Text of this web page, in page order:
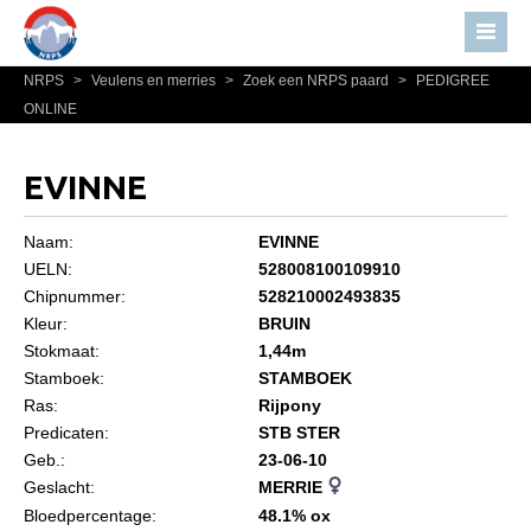
Home
Nieuws
Bestuur NRPS
Informatie
Statuten en reglementen
Algemeen
NRPS > Veulens en merries > Zoek een NRPS paard >
PEDIGREE
ONLINE
EVINNE
Naam:
EVINNE
UELN:
528008100109910
Chipnummer:
528210002493835
Kleur:
BRUIN
Stokmaat:
1,44m
Stamboek:
STAMBOEK
Ras:
Rijpony
Predicaten:
STB STER
Geb.:
23-06-10
Geslacht:
MERRIE
Bloedpercentage:
48.1% ox